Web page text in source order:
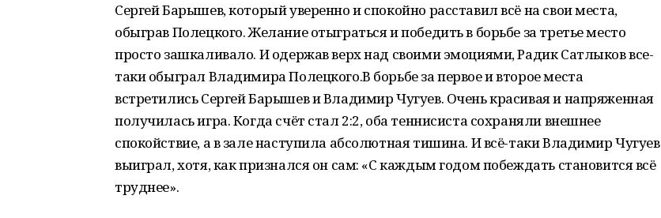
Сергей Барышев, который уверенно и спокойно расставил всё на свои места,
обыграв Полецкого. Желание отыграться и победить в борьбе за третье место
просто зашкаливало. И одержав верх над своими эмоциями, Радик Сатлыков все-
таки обыграл Владимира Полецкого.В борьбе за первое и второе места
встретились Сергей Барышев и Владимир Чугуев. Очень красивая и напряженная
получилась игра. Когда счёт стал 2:2, оба теннисиста сохраняли внешнее
спокойствие, а в зале наступила абсолютная тишина. И всё-таки Владимир Чугуев
выиграл, хотя, как признался он сам: «С каждым годом побеждать становится всё
труднее».